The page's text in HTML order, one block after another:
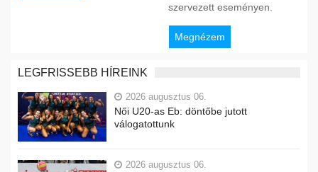
szervezett eseményen.
Megnézem
LEGFRISSEBB HÍREINK
2026 augusztus 06.
Női U20-as Eb: döntőbe jutott
válogatottunk
2026 augusztus 06.